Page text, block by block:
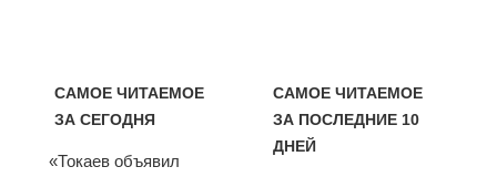
САМОЕ ЧИТАЕМОЕ
ЗА СЕГОДНЯ
«Токаев объявил
САМОЕ ЧИТАЕМОЕ
ЗА ПОСЛЕДНИЕ 10
ДНЕЙ